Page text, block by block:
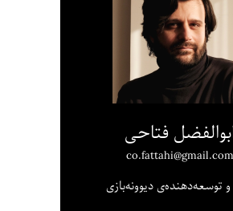
فتاحی
co.fattahi@gmail.com
توسعه‌دهنده‌ی دیوونه‌بازی